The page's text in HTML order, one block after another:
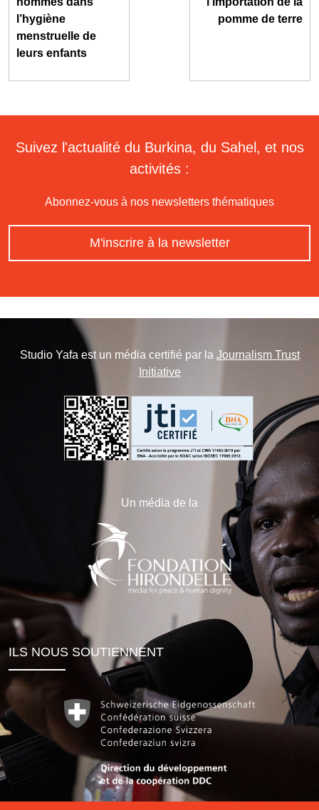
l’hygiène
menstruelle de
leurs enfants
pomme de terre
Suivez l'actualité du Burkina, du Sahel, et nos
activités :
Abonnez-vous à nos newsletters thématiques
M'inscrire à la newsletter
Studio Yafa est un média certifié par la Journalism Trust
Initiative
Un média de la
ILS NOUS SOUTIENNENT